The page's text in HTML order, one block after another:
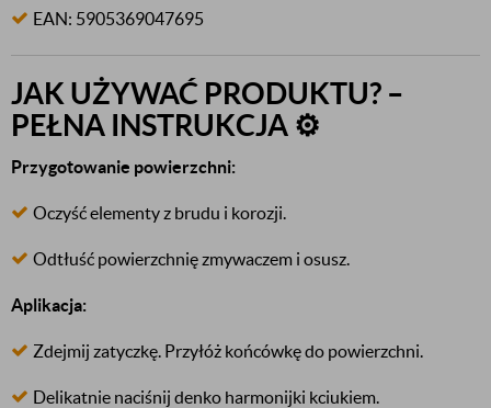
EAN: 5905369047695
JAK UŻYWAĆ PRODUKTU? –
PEŁNA INSTRUKCJA ⚙️
Przygotowanie powierzchni:
Oczyść elementy z brudu i korozji.
Odtłuść powierzchnię zmywaczem i osusz.
Aplikacja:
Zdejmij zatyczkę. Przyłóż końcówkę do powierzchni.
Delikatnie naciśnij denko harmonijki kciukiem.